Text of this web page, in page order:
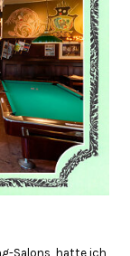
Salons, hatte ich